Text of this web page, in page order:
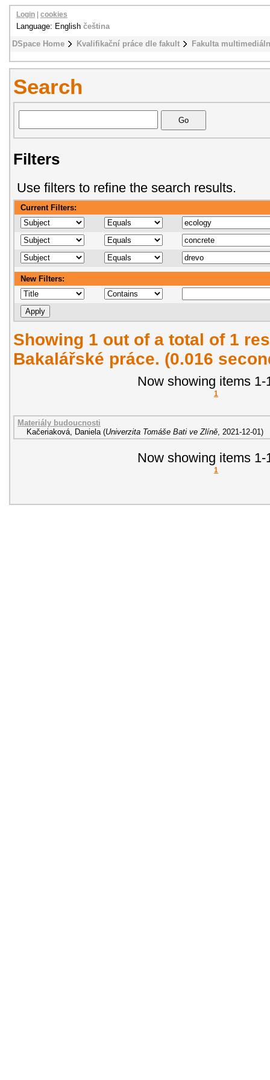
DSpace Home Kvalifikační práce dle fakult Fakulta
Login cookies
Language: English čeština
Search
Filters
Use filters to refine the search results.
Current Filters:
New Filters:
Showing 1 out of a total of 1
Bakalářské práce. (0.016
Now showing items 1-
1
Materiály budoucnosti
Kačeriaková, Daniela (Univerzita Tomáše Bati ve Zlíně, 2021-12-01)
Now showing items 1-
1